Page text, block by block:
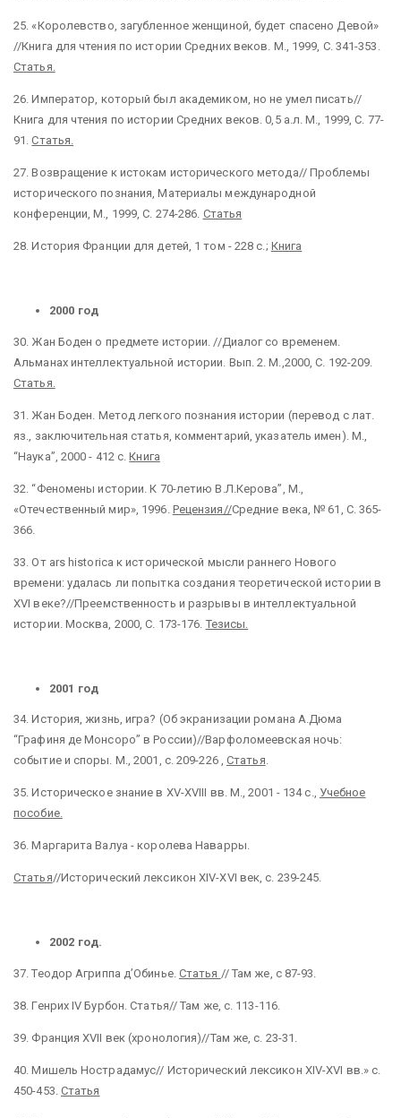
25. «Королевство, загубленное женщиной, будет спасено Девой»
//Книга для чтения по истории Средних веков. М., 1999, С. 341-353.
Статья.
26. Император, который был академиком, но не умел писать//
Книга для чтения по истории Средних веков. 0,5 а.л. М., 1999, С. 77-
91.Статья.
27. Возвращение к истокам исторического метода// Проблемы
исторического познания, Материалы международной
конференции, М., 1999, С. 274-286. Статья
28. История Франции для детей, 1 том - 228 с.; Книга
2000 год
30. Жан Боден о предмете истории. //Диалог со временем.
Альманах интеллектуальной истории. Вып. 2. М.,2000, С. 192-209.
Статья.
31. Жан Боден. Метод легкого познания истории (перевод с лат.
яз., заключительная статья, комментарий, указатель имен). М.,
“Наука”, 2000 - 412 с.Книга
32. “Феномены истории. К 70-летию В.Л.Керова”, М.,
«Отечественный мир», 1996. Рецензия//Средние века, № 61, С. 365-
366.
33. От ars historica к исторической мысли раннего Нового
времени: удалась ли попытка создания теоретической истории в
XVI веке?//Преемственность и разрывы в интеллектуальной
истории. Москва, 2000, С. 173-176. Тезисы.
2001 год
34. История, жизнь, игра? (Об экранизации романа А.Дюма
“Графиня де Монсоро” в России)//Варфоломеевская ночь:
событие и споры. М., 2001, с. 209-226 , Статья.
35. Историческое знание в XV-XVIII вв. М., 2001 - 134 с., Учебное
пособие.
36. Маргарита Валуа - королева Наварры.
Статья//Исторический лексикон XIV-XVI век, с. 239-245.
2002 год.
37. Теодор Агриппа д’Обинье. Статья // Там же, с 87-93.
38. Генрих IV Бурбон. Статья// Там же, с. 113-116.
39. Франция XVII век (хронология)//Там же, с. 23-31.
40. Мишель Нострадамус// Исторический лексикон XIV-XVI вв.» с.
450-453. Статья